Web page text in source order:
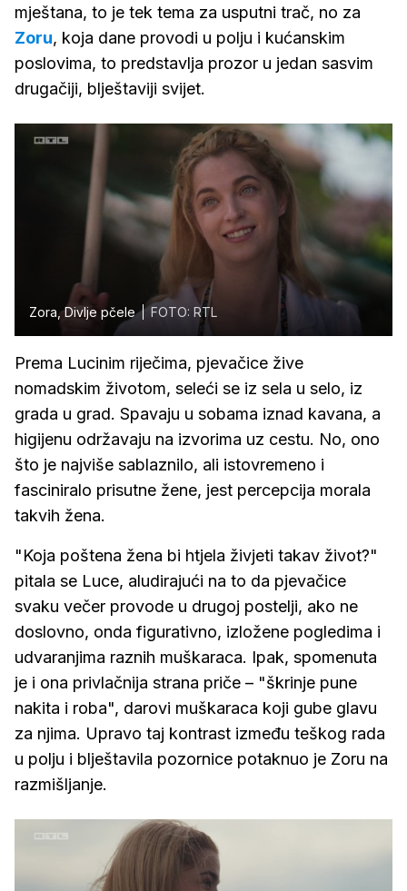
mještana, to je tek tema za usputni trač, no za
Zoru, koja dane provodi u polju i kućanskim
poslovima, to predstavlja prozor u jedan sasvim
drugačiji, blještaviji svijet.
Zora, Divlje pčele FOTO: RTL
Prema Lucinim riječima, pjevačice žive
nomadskim životom, seleći se iz sela u selo, iz
grada u grad. Spavaju u sobama iznad kavana, a
higijenu održavaju na izvorima uz cestu. No, ono
što je najviše sablaznilo, ali istovremeno i
fasciniralo prisutne žene, jest percepcija morala
takvih žena.
"Koja poštena žena bi htjela živjeti takav život?"
pitala se Luce, aludirajući na to da pjevačice
svaku večer provode u drugoj postelji, ako ne
doslovno, onda figurativno, izložene pogledima i
udvaranjima raznih muškaraca. Ipak, spomenuta
je i ona privlačnija strana priče – "škrinje pune
nakita i roba", darovi muškaraca koji gube glavu
za njima. Upravo taj kontrast između teškog rada
u polju i blještavila pozornice potaknuo je Zoru na
razmišljanje.